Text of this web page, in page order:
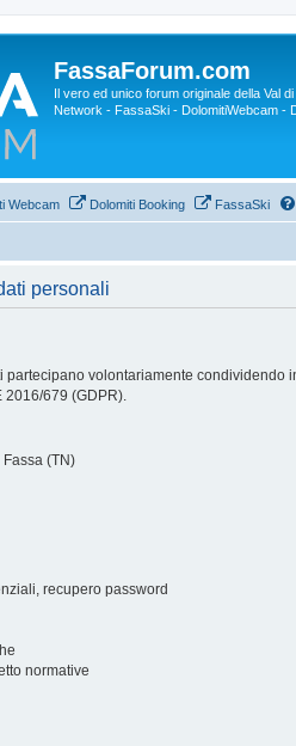
FassaForum.com
Il vero ed unico forum originale della Val
Network - FassaSki - DolomitiWebcam -
Webcam Dolomiti Booking FassaSki
personali
partecipano volontariamente
2016/679 (GDPR).
(TN)
recupero password
normative